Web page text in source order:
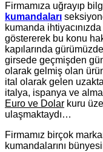
Firmamıza uğrayıp
kumandaları
kumanda
göstererek bu konu
kapılarında
girsede geçmişden
olarak gelmiş olan
ital olarak gelen
italya, ispanya ve
Euro ve Dolar kuru
ulaşmaktaydı…
Firmamız birçok
kumandalarını